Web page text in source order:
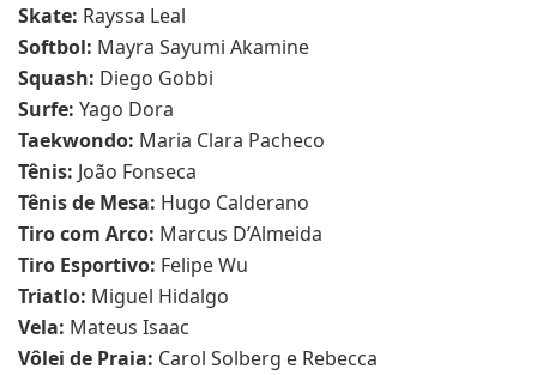
Skate: Rayssa Leal
Softbol: Mayra Sayumi Akamine
Squash: Diego Gobbi
Surfe: Yago Dora
Taekwondo: Maria Clara Pacheco
Tênis: João Fonseca
Tênis de Mesa: Hugo Calderano
Tiro com Arco: Marcus D’Almeida
Tiro Esportivo: Felipe Wu
Triatlo: Miguel Hidalgo
Vela: Mateus Isaac
Vôlei de Praia: Carol Solberg e Rebecca